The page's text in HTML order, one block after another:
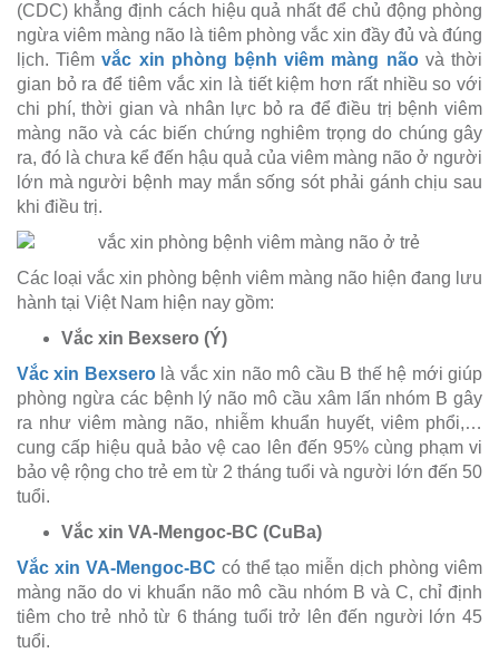
(CDC) khẳng định cách hiệu quả nhất để chủ động phòng
ngừa viêm màng não là tiêm phòng vắc xin đầy đủ và đúng
lịch. Tiêmvắc xin phòng bệnh viêm màng nãovà thời
gian bỏ ra để tiêm vắc xin là tiết kiệm hơn rất nhiều so với
chi phí, thời gian và nhân lực bỏ ra để điều trị bệnh viêm
màng não và các biến chứng nghiêm trọng do chúng gây
ra, đó là chưa kể đến hậu quả của viêm màng não ở người
lớn mà người bệnh may mắn sống sót phải gánh chịu sau
khi điều trị.
Các loại vắc xin phòng bệnh viêm màng não hiện đang lưu
hành tại Việt Nam hiện nay gồm:
Vắc xin Bexsero (Ý)
Vắc xin Bexserolà vắc xin não mô cầu B thế hệ mới giúp
phòng ngừa các bệnh lý não mô cầu xâm lấn nhóm B gây
ra như viêm màng não, nhiễm khuẩn huyết, viêm phổi,…
cung cấp hiệu quả bảo vệ cao lên đến 95% cùng phạm vi
bảo vệ rộng cho trẻ em từ 2 tháng tuổi và người lớn đến 50
tuổi.
Vắc xin VA-Mengoc-BC (CuBa)
Vắc xin VA-Mengoc-BC có thể tạo miễn dịch phòng viêm
màng não do vi khuẩn não mô cầu nhóm B và C, chỉ định
tiêm cho trẻ nhỏ từ 6 tháng tuổi trở lên đến người lớn 45
tuổi.